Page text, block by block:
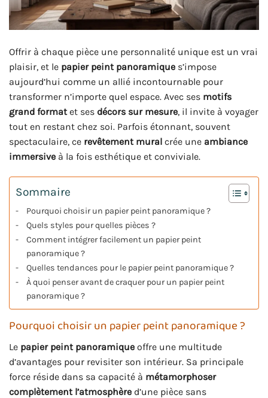
Offrir à chaque pièce une personnalité unique est un vrai
plaisir, et le papier peint panoramique s’impose
aujourd’hui comme un allié incontournable pour
transformer n’importe quel espace. Avec ses motifs
grand formatet ses décors sur mesure, il invite à voyager
tout en restant chez soi. Parfois étonnant, souvent
spectaculaire, ce revêtement mural crée une ambiance
immersive à la fois esthétique et conviviale.
Sommaire
Pourquoi choisir un papier peint panoramique ?
Quels styles pour quelles pièces ?
Comment intégrer facilement un papier peint
panoramique ?
Quelles tendances pour le papier peint panoramique ?
À quoi penser avant de craquer pour un papier peint
panoramique ?
Pourquoi choisir un papier peint panoramique ?
Le papier peint panoramique offre une multitude
d’avantages pour revisiter son intérieur. Sa principale
force réside dans sa capacité à métamorphoser
complètement l’atmosphère d’une pièce sans